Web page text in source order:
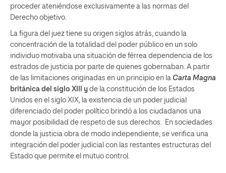
proceder ateniéndose exclusivamente a las normas del
Derecho objetivo.
La figura del juez tiene su origen siglos atrás, cuando la
concentración de la totalidad del poder público en un solo
individuo motivaba una situación de férrea dependencia de los
estrados de justicia por parte de quienes gobernaban. A partir
de las limitaciones originadas en un principio en la Carta Magna
británica del siglo XIII y de la constitución de los Estados
Unidos en el siglo XIX, la existencia de un poder judicial
diferenciado del poder político brindó a los ciudadanos una
mayor posibilidad de respeto de sus derechos.
En sociedades
donde la justicia obra de modo independiente, se verifica una
integración del poder judicial con las restantes estructuras del
Estado que permite el mutuo control.